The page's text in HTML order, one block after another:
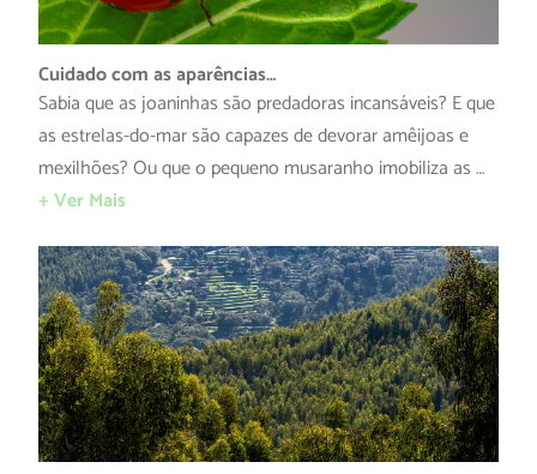
Cuidado com as aparências…
Sabia que as joaninhas são predadoras incansáveis? E que
as estrelas-do-mar são capazes de devorar amêijoas e
mexilhões? Ou que o pequeno musaranho imobiliza as …
+ Ver Mais